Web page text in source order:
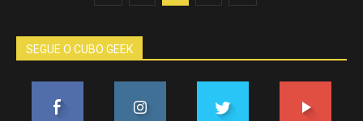
SEGUE O CUBO GEEK